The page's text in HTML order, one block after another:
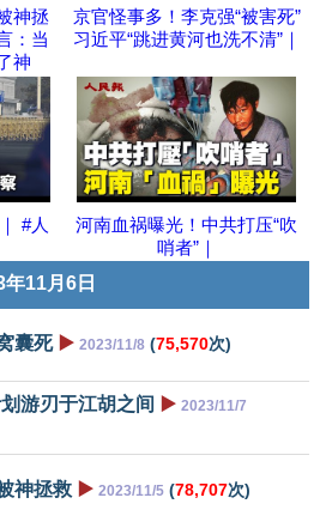
神拯
：当
神
京官怪事多！李克强“被害死”
习近平“跳进黄河也洗不清”｜
#人
河南血祸曝光！中共打压“吹
哨者”｜
年11月6日
囊死 ▶️ 2023/11/8 (75,570次)
游刃于江胡之间 ▶️ 2023/11/7
神拯救 ▶️ 2023/11/5 (78,707次)